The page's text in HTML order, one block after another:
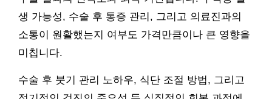
생 가능성, 수술 후 통증 관리, 그리고 의료진과의
소통이 원활했는지 여부도 가격만큼이나 큰 영향을
미칩니다.
수술 후 붓기 관리 노하우, 식단 조절 방법, 그리고